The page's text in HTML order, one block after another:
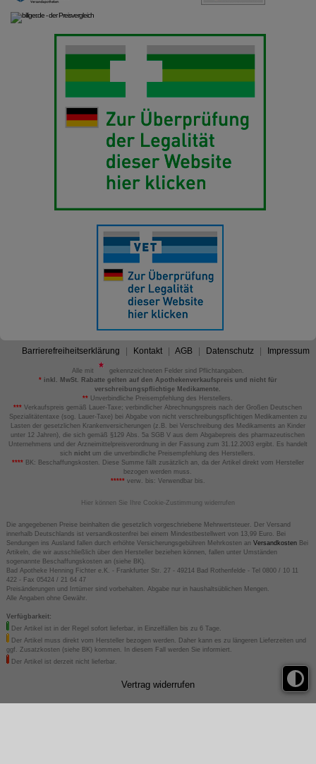
Barrierefreiheitserklärung Kontakt AGB Datenschutz Impressum
Alle mit
gekennzeichneten Felder sind Pflichtangaben.
*inkl. MwSt. Rabatte gelten auf den Apothekenverkaufspreis und nicht für
verschreibungspflichtige Medikamente.
** Unverbindliche Preisempfehlung des Herstellers.
*** Verkaufspreis gemäß Lauer-Taxe; verbindlicher Abrechnungspreis nach der Großen Deutschen
Spezialitätentaxe (sog. Lauer-Taxe) bei Abgabe von nicht verschreibungspflichtigen Medikamenten zu
Lasten der gesetzlichen Krankenversicherungen (z.B. bei Verschreibung des Medikaments an Kinder
unter 12 Jahren), die sich gemäß §129 Abs. 5a SGB V aus dem Abgabepreis des pharmazeutischen
Unternehmens und der Arzneimittelpreisverordnung in der Fassung zum 31.12.2003 ergibt. Es handelt
sich nicht um die unverbindliche Preisempfehlung des Herstellers.
****BK: Beschaffungskosten. Diese Summe fällt zusätzlich an, da der Artikel direkt vom Hersteller
bezogen werden muss.
*****verw. bis: Verwendbar bis.
Hier können Sie Ihre Cookie-Zustimmung widerrufen
Die angegebenen Preise beinhalten die gesetzlich vorgeschriebene Mehrwertsteuer. Der Versand
innerhalb Deutschlands ist versandkostenfrei bei einem Mindestbestellwert von 13,99 Euro. Bei
Sendungen ins Ausland fallen durch erhöhte Versicherungsgebühren Mehrkosten an VersandkostenBei
Artikeln, die wir ausschließlich über den Hersteller beziehen können, fallen unter Umständen
sogenannte Beschaffungskosten an (siehe BK).
Bad Apotheke Henning Fichter e.K. - Frankfurter Str. 27 - 49214 Bad Rothenfelde - Tel 0800 / 10 11
422 - Fax 05424 / 21 64 47
Preisänderungen und Irrtümer sind vorbehalten. Abgabe nur in haushaltsüblichen Mengen.
Alle Angaben ohne Gewähr.
Verfügbarkeit:
Der Artikel ist in der Regel sofort lieferbar, in Einzelfällen bis zu 6 Tage.
Der Artikel muss direkt vom Hersteller bezogen werden. Daher kann es zu längeren Lieferzeiten und
ggf. Zusatzkosten (siehe BK) kommen. In diesem Fall werden Sie informiert.
Der Artikel ist derzeit nicht lieferbar.
Vertrag widerrufen